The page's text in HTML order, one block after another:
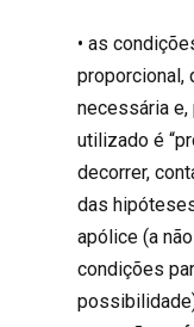
• as
proporcional,
necessária e,
utilizado é
decorrer,
das
apólice (a
condições